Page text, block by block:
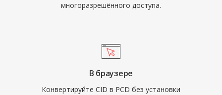
многоразрешённого доступа.
В браузере
Конвертируйте CID в PCD без установки